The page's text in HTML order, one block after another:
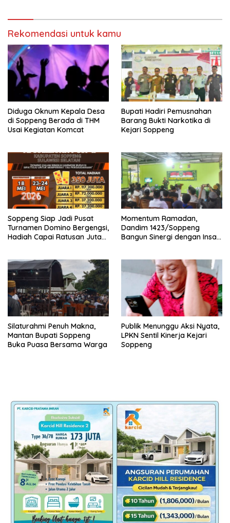
Rekomendasi untuk kamu
Diduga Oknum Kepala Desa
di Soppeng Berada di THM
Usai Kegiatan Komcat
Bupati Hadiri Pemusnahan
Barang Bukti Narkotika di
Kejari Soppeng
Soppeng Siap Jadi Pusat
Turnamen Domino Bergengsi,
Hadiah Capai Ratusan Juta
Momentum Ramadan,
Dandim 1423/Soppeng
Bangun Sinergi dengan Insan
Silaturahmi Penuh Makna,
Mantan Bupati Soppeng
Buka Puasa Bersama Warga
Publik Menunggu Aksi Nyata,
LPKN Sentil Kinerja Kejari
Soppeng